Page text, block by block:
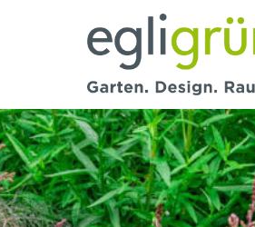
Grün
AG